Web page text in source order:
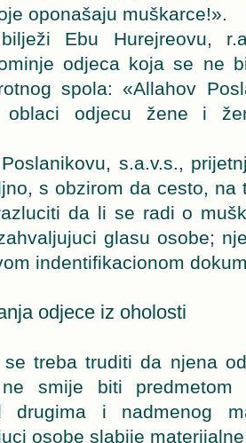
oponašaju muškarce!».
Ebu Hurejreovu,
odjeca koja se ne
spola: «Allahov
oblaci odjecu žene i
s.a.v.s.,
s obzirom da cesto, na
da li se radi o
glasu osobe;
indentifikacionom
odjece iz oholosti
se treba truditi da njena
smije biti predmetom
drugima i nadmenog
osobe slabije